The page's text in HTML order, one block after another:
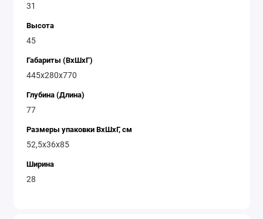
31
Высота
45
Габариты (ВхШхГ)
445х280х770
Глубина (Длина)
77
Размеры упаковки ВxШxГ, см
52,5х36х85
Ширина
28